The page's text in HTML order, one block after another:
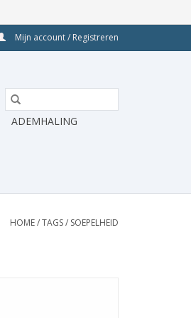
Mijn account / Registreren
ADEMHALING
HOME/TAGS/ SOEPELHEID